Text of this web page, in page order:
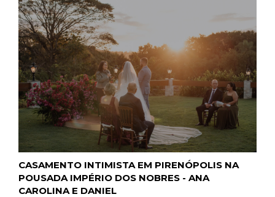
CASAMENTO INTIMISTA EM PIRENÓPOLIS NA
POUSADA IMPÉRIO DOS NOBRES - ANA
CAROLINA E DANIEL